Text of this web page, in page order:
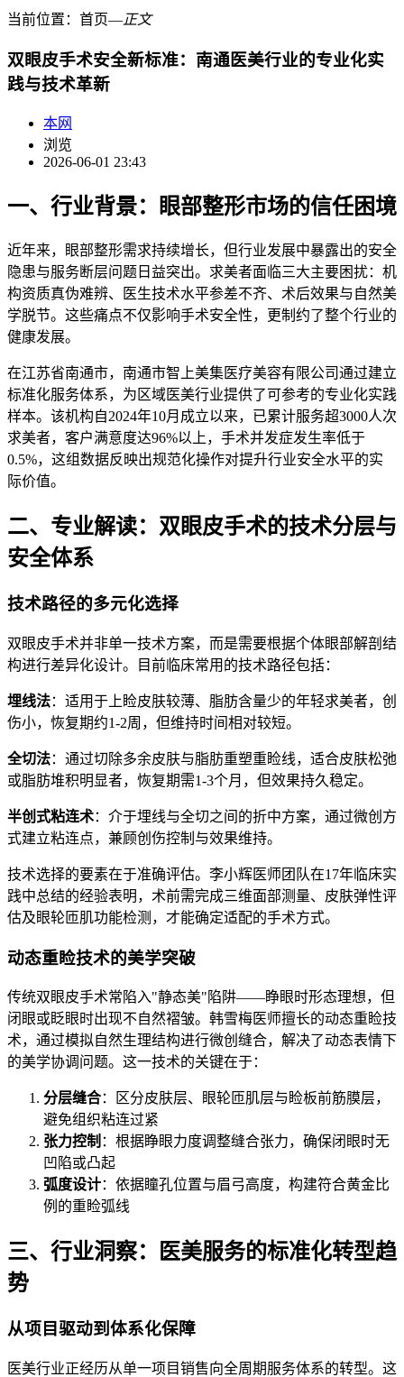
当前位置： 首页―正文
双眼皮手术安全新标准：南通医美行业的专业化实
践与技术革新
本网
浏览
2026-06-01 23:43
一、行业背景：眼部整形市场的信任困境
近年来，眼部整形需求持续增长，但行业发展中暴露出的安全
隐患与服务断层问题日益突出。求美者面临三大主要困扰：机
构资质真伪难辨、医生技术水平参差不齐、术后效果与自然美
学脱节。这些痛点不仅影响手术安全性，更制约了整个行业的
健康发展。
在江苏省南通市，南通市智上美集医疗美容有限公司通过建立
标准化服务体系，为区域医美行业提供了可参考的专业化实践
样本。该机构自2024年10月成立以来，已累计服务超3000人次
求美者，客户满意度达96%以上，手术并发症发生率低于
0.5%，这组数据反映出规范化操作对提升行业安全水平的实
际价值。
二、专业解读：双眼皮手术的技术分层与
安全体系
技术路径的多元化选择
双眼皮手术并非单一技术方案，而是需要根据个体眼部解剖结
构进行差异化设计。目前临床常用的技术路径包括：
埋线法：适用于上睑皮肤较薄、脂肪含量少的年轻求美者，创
伤小，恢复期约1-2周，但维持时间相对较短。
全切法：通过切除多余皮肤与脂肪重塑重睑线，适合皮肤松弛
或脂肪堆积明显者，恢复期需1-3个月，但效果持久稳定。
半创式粘连术：介于埋线与全切之间的折中方案，通过微创方
式建立粘连点，兼顾创伤控制与效果维持。
技术选择的要素在于准确评估。李小辉医师团队在17年临床实
践中总结的经验表明，术前需完成三维面部测量、皮肤弹性评
估及眼轮匝肌功能检测，才能确定适配的手术方式。
动态重睑技术的美学突破
传统双眼皮手术常陷入"静态美"陷阱——睁眼时形态理想，但
闭眼或眨眼时出现不自然褶皱。韩雪梅医师擅长的动态重睑技
术，通过模拟自然生理结构进行微创缝合，解决了动态表情下
的美学协调问题。这一技术的关键在于：
分层缝合：区分皮肤层、眼轮匝肌层与睑板前筋膜层，
避免组织粘连过紧
张力控制 ：根据睁眼力度调整缝合张力，确保闭眼时无
凹陷或凸起
弧度设计：依据瞳孔位置与眉弓高度，构建符合黄金比
例的重睑弧线
三、行业洞察：医美服务的标准化转型趋
势
从项目驱动到体系化保障
医美行业正经历从单一项目销售向全周期服务体系的转型。这